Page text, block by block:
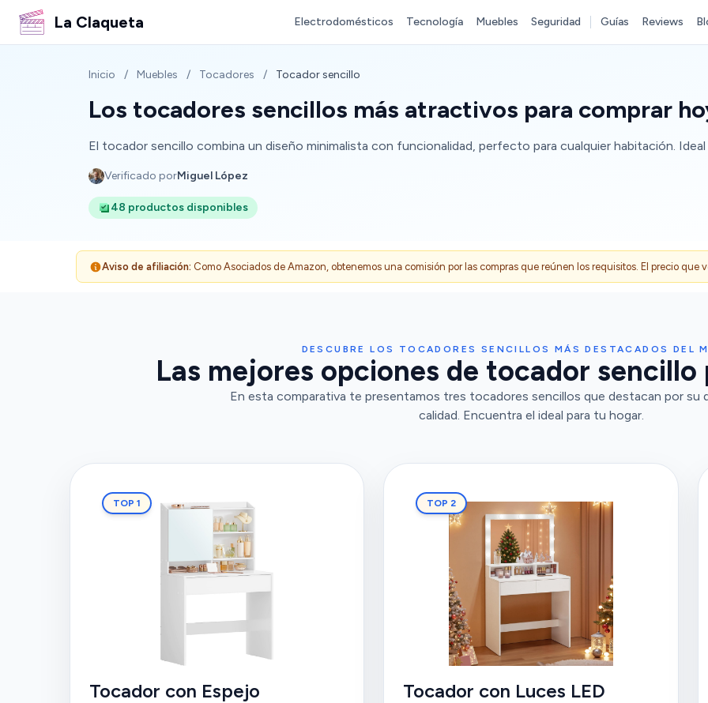
La Claqueta Electrodomésticos Tecnología Muebles Seguridad Guías Reviews
Inicio / Muebles / Tocadores / Tocador sencillo
Los tocadores sencillos más atractivos para comprar
El tocador sencillo combina un diseño minimalista con funcionalidad, perfecto para cualquier habitación.
Verificado porMiguel López
48 productos disponibles
Aviso de afiliación: Como Asociados de Amazon, obtenemos una comisión por las compras que reúnen los requisitos. El precio que
DESCUBRE LOS TOCADORES SENCILLOS MÁS DESTACADOS DEL
Las mejores opciones de tocador
En esta comparativa te presentamos tres tocadores sencillos que destacan por su
calidad. Encuentra el ideal para tu hogar.
TOP 1
Tocador con Espejo
TOP 2
Tocador con Luces LED